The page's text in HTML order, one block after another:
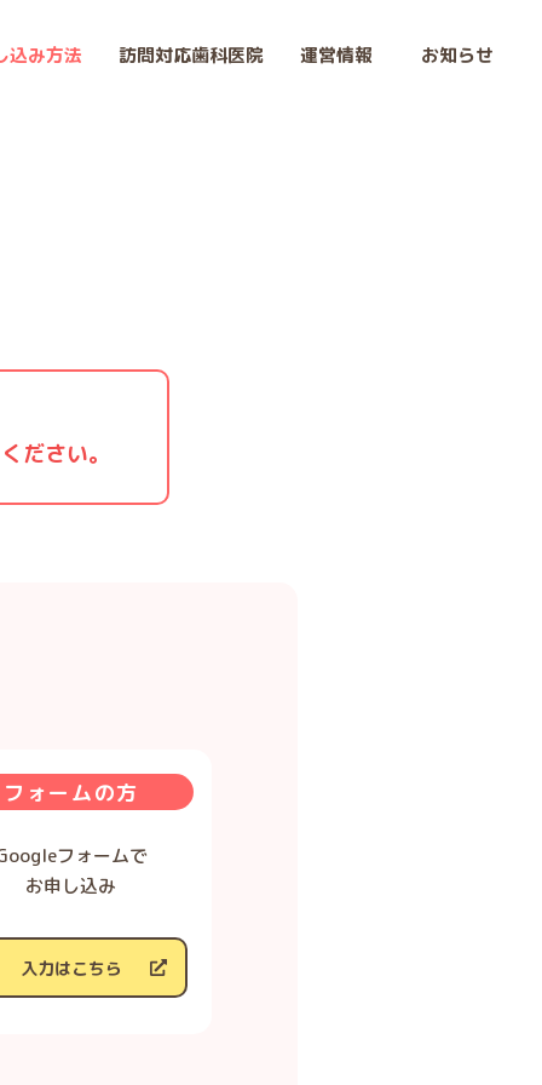
込み方法 訪問対応歯科医院 運営情報 お知らせ
ださい。
フォームの方
フォームで
お申し込み
入力はこちら